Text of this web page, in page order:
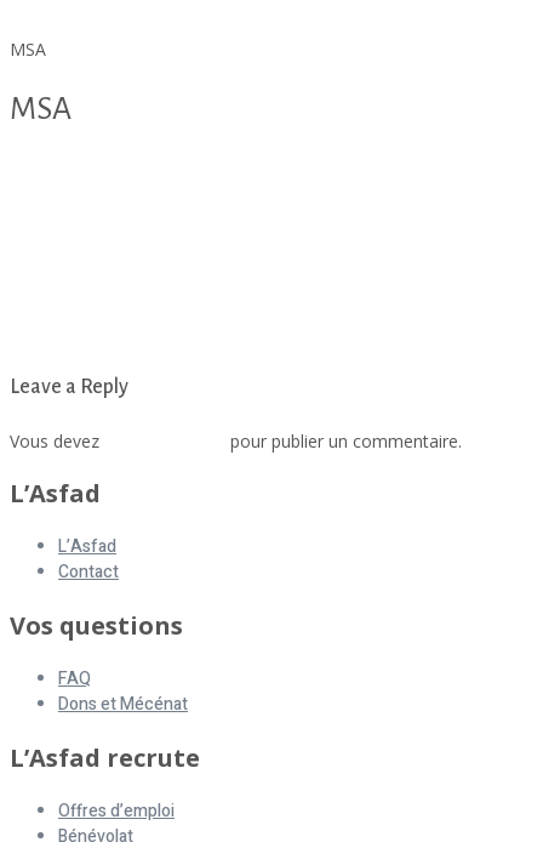
MSA
MSA
Leave a Reply
Vous devez pour publier un commentaire.
L’Asfad
L’Asfad
Contact
Vos questions
FAQ
Dons et Mécénat
L’Asfad recrute
Offres d’emploi
Bénévolat